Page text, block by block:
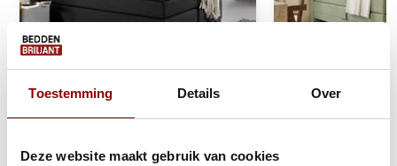
Toestemming Details Over
Deze website maakt gebruik van cookies
Jersey Topper Hoeslaken
Elektrische